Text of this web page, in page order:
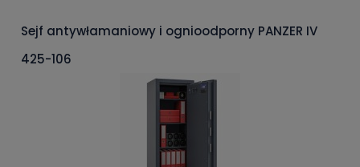
Sejf antywłamaniowy i ognioodporny PANZER IV
425-106